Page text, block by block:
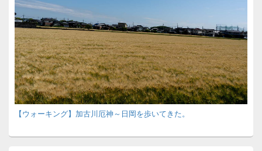
【ウォーキング】加古川厄神～日岡を歩いてきた。